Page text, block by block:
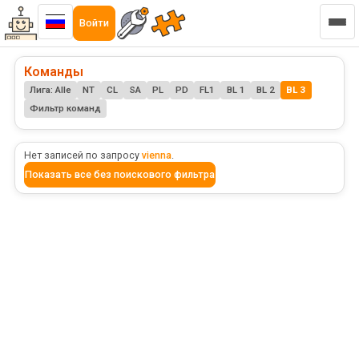
Войти
Команды
Лига: Alle NT CL SA PL PD FL1 BL 1 BL 2
BL 3
Фильтр команд
Нет записей по запросу vienna.
Показать все без поискового фильтра